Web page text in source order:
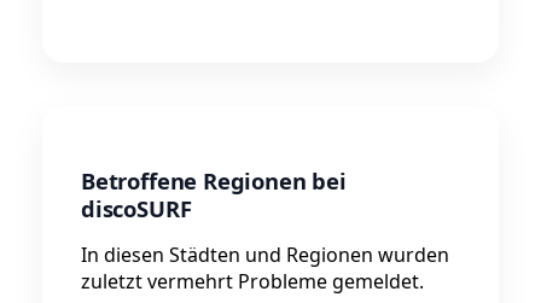
Betroffene Regionen bei
discoSURF
In diesen Städten und Regionen wurden
zuletzt vermehrt Probleme gemeldet.